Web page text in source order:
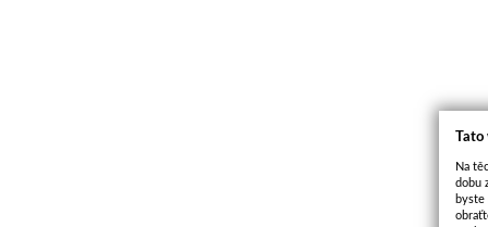
Tato
Na
dobu
byste